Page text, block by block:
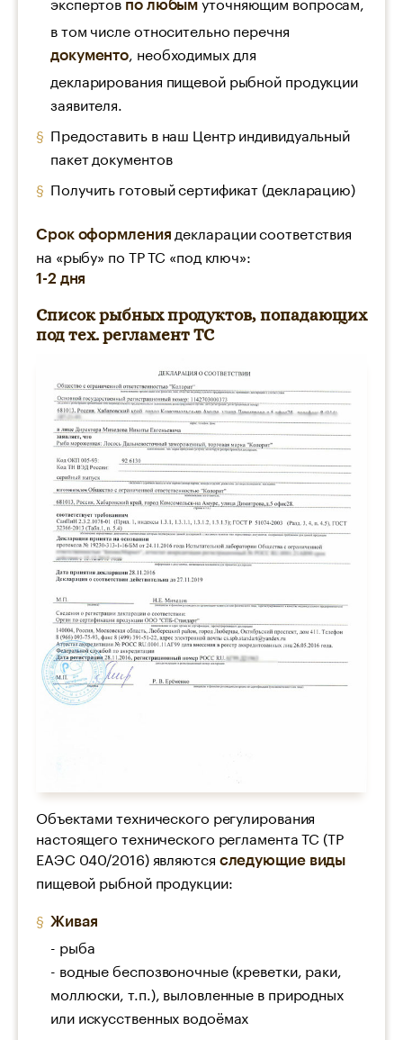
по любым
в том числе относительно перечня
документо, необходимых для
декларирования пищевой рыбной продукции
заявителя.
Предоставить в наш Центр индивидуальный
пакет документов
Получить готовый сертификат (декларацию)
Срок оформления декларации соответствия
на «рыбу» по ТР ТС «под ключ»:
1-2 дня
Список рыбных продуктов, попадающих
под тех. регламент ТС
Объектами технического регулирования
настоящего технического регламента ТС (ТР
ЕАЭС 040/2016) являются следующие виды
пищевой рыбной продукции:
Живая
- рыба
- водные беспозвоночные (креветки, раки,
моллюски, т.п.), выловленные в природных
или искусственных водоёмах